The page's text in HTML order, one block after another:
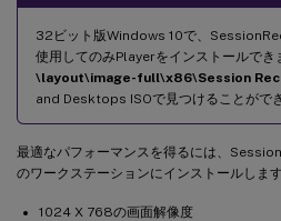
32ビット版Windows 10で、
使用してのみPlayerをインストールでき
\layout\image-full\x86\Session
and Desktops ISOで見つけることができ
最適なパフォーマンスを得るには、
のワークステーションにインストールします
1024 X 768の画面解像度